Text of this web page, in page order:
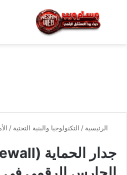
بحث عن
الرئيسية / التكنولوجيا والبنية التحتية /